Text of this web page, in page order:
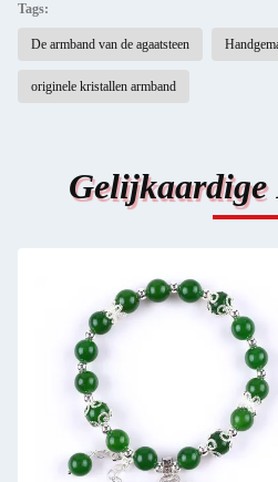
Tags:
De armband van de agaatsteen
originele kristallen armband
Gelijkaardige